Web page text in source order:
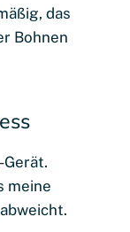
das
Bohnen
meine